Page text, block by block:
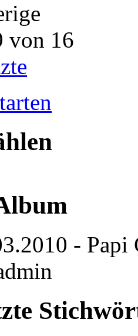
von 16
- Papi